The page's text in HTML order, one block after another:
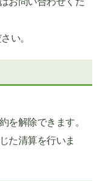
い。
を解除できます。
た清算を行いま